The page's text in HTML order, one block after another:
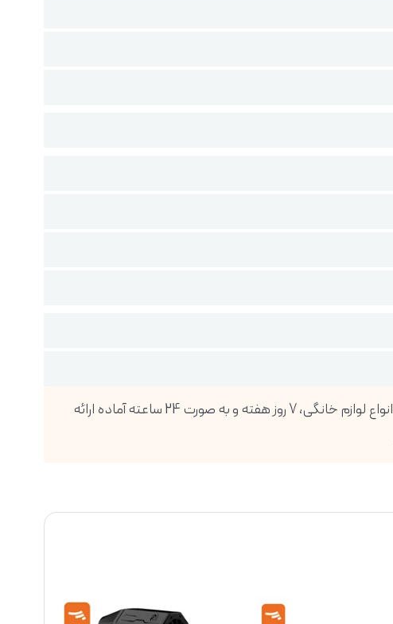
فروشگاه اینترنتی دیجی پویا، بزرگترین واردکننده انواع گوشی موبایل، تبلت، ساعت هوشمند، لوازم صوتی و تصویری و انواع لوازم خانگی، 7 روز هفته و به صورت 24 ساعته آماده ارائه